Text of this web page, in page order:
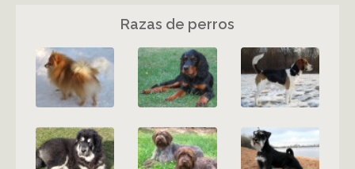
Razas de perros